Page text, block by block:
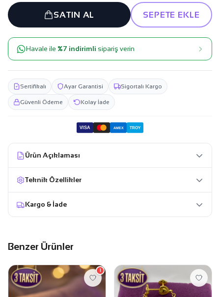
SATIN AL SEPETE EKLE
Havale ile %7 indirimli sipariş verin
Sertifikalı Ayar Garantisi Sigortalı Kargo
Güvenli Ödeme Kolay İade
VISA AMEX TROY
Ürün Açıklaması
Teknik Özellikler
Kargo & İade
Benzer Ürünler
1